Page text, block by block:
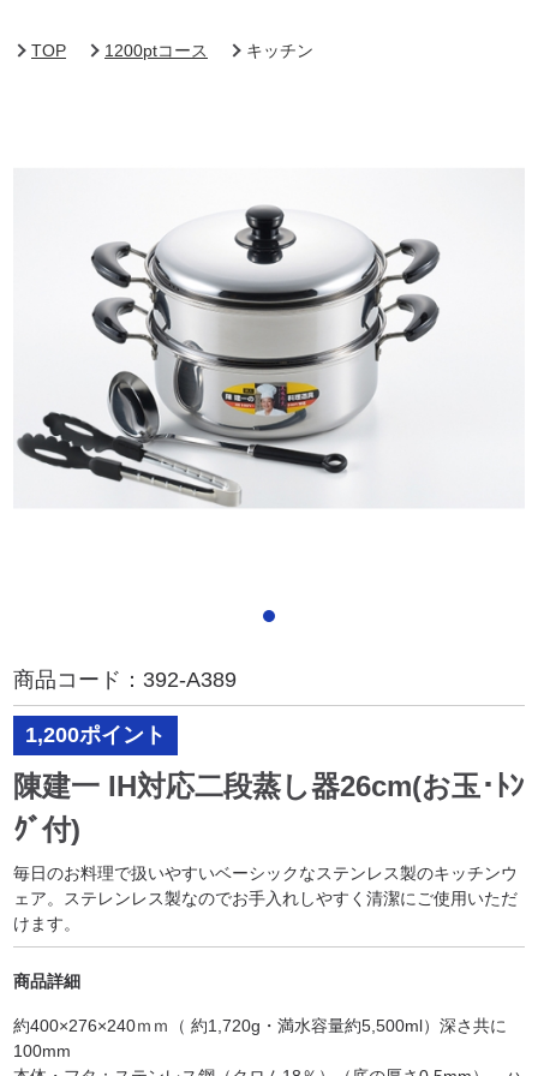
TOP 1200ptコース キッチン
商品コード： 392-A389
1,200ポイント
陳建一 IH対応二段蒸し器26cm(お玉･ﾄﾝ
ｸﾞ付)
毎日のお料理で扱いやすいベーシックなステンレス製のキッチンウ
ェア。ステレンレス製なのでお手入れしやすく清潔にご使用いただ
けます。
商品詳細
約400×276×240ｍｍ（ 約1,720g・満水容量約5,500ml）深さ共に
100mm